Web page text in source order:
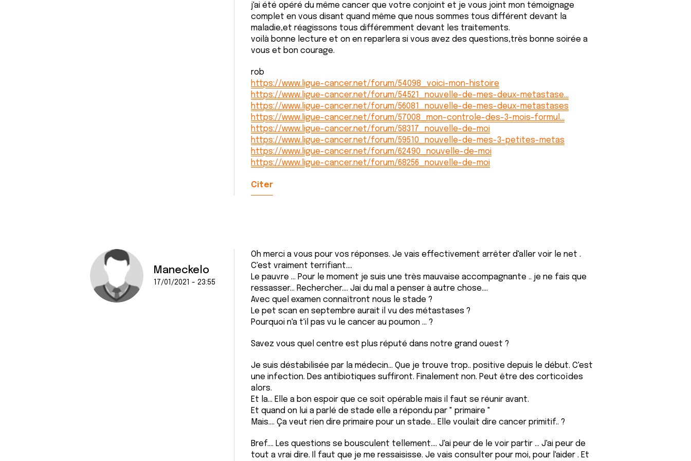
j'ai été opéré du même cancer que votre conjoint et je vous joint mon témoignage
complet en vous disant quand même que nous sommes tous différent devant la
maladie,et réagissons tous différemment devant les traitements.
voilà bonne lecture et on en reparlera si vous avez des questions,très bonne soirée a
vous et bon courage.
rob
https://www.ligue-cancer.net/forum/54098_voici-mon-histoire
https://www.ligue-cancer.net/forum/54521_nouvelle-de-mes-deux-metastase…
https://www.ligue-cancer.net/forum/56081_nouvelle-de-mes-deux-metastases
https://www.ligue-cancer.net/forum/57008_mon-controle-des-3-mois-formul…
https://www.ligue-cancer.net/forum/58317_nouvelle-de-moi
https://www.ligue-cancer.net/forum/59510_nouvelle-de-mes-3-petites-metas
https://www.ligue-cancer.net/forum/62490_nouvelle-de-moi
https://www.ligue-cancer.net/forum/68256_nouvelle-de-moi
Citer
Maneckelo
17/01/2021 - 23:55
Oh merci a vous pour vos réponses. Je vais effectivement arrêter d'aller voir le net .
C'est vraiment terrifiant....
Le pauvre ... Pour le moment je suis une très mauvaise accompagnante .. je ne fais que
ressasser... Rechercher.... Jai du mal a penser à autre chose....
Avec quel examen connaîtront nous le stade ?
Le pet scan en septembre aurait il vu des métastases ?
Pourquoi n'a t'il pas vu le cancer au poumon ... ?
Savez vous quel centre est plus réputé dans notre grand ouest ?
Je suis déstabilisée par la médecin... Que je trouve trop.. positive depuis le début. C'est
une infection. Des antibiotiques suffiront. Finalement non. Peut être des corticoïdes
alors.
Et la... Elle a bon espoir que ce soit opérable mais il faut se réunir avant.
Et quand on lui a parlé de stade elle a répondu par " primaire "
Mais.... Ça veut rien dire primaire pour un stade... Elle voulait dire cancer primitif.. ?
Bref.... Les questions se bousculent tellement.... J'ai peur de le voir partir ... J'ai peur de
tout a vrai dire. Il faut que je me ressaisisse. Je vais consulter pour moi, pour l'aider . Et